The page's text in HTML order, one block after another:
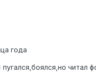
года
читал